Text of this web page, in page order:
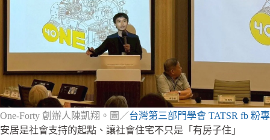
One-Forty 創辦人陳凱翔。圖／台灣第三部門學會 TATSR fb 粉專
安居是社會支持的起點、讓社會住宅不只是「有房子住」